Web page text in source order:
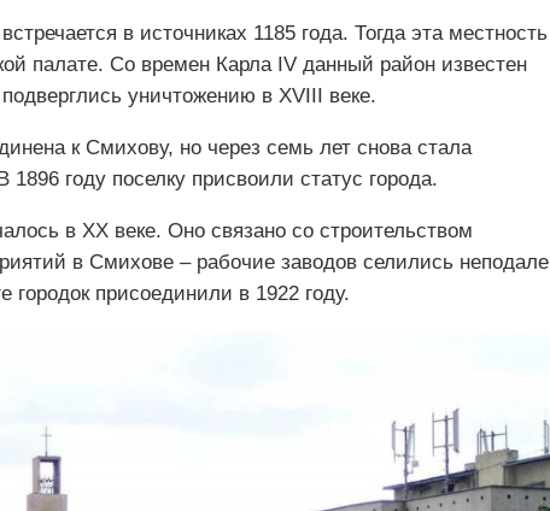
в источниках 1185 года. Тогда эта местность
палате. Со времен Карла IV данный район известен
уничтожению в XVIII веке.
к Смихову, но через семь лет снова стала
году поселку присвоили статус города.
в XX веке. Оно связано со строительством
в Смихове – рабочие заводов селились
присоединили в 1922 году.